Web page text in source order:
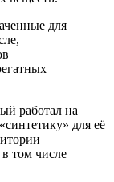
для
работал на
для её
том числе